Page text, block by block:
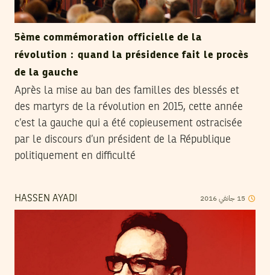
5ème commémoration officielle de la
révolution : quand la présidence fait le procès
de la gauche
Après la mise au ban des familles des blessés et
des martyrs de la révolution en 2015, cette année
c’est la gauche qui a été copieusement ostracisée
par le discours d’un président de la République
politiquement en difficulté
HASSEN AYADI 15 جانفي2016